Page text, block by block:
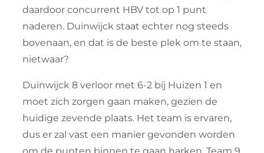
daardoor concurrent HBV tot op 1 punt
naderen. Duinwijck staat echter nog steeds
bovenaan, en dat is de beste plek om te staan,
nietwaar?
Duinwijck 8 verloor met 6-2 bij Huizen 1 en
moet zich zorgen gaan maken, gezien de
huidige zevende plaats. Het team is ervaren,
dus er zal vast een manier gevonden worden